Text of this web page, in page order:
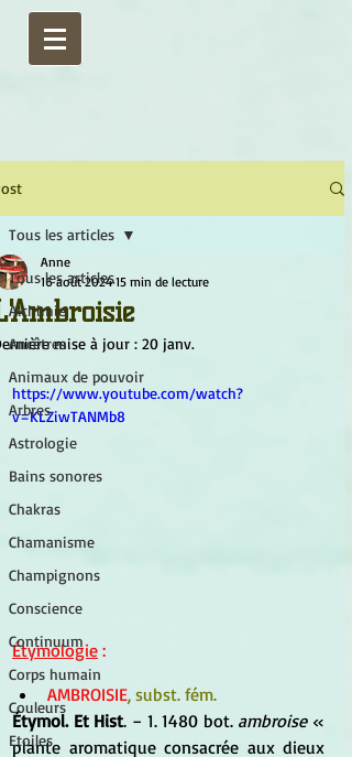
Tous les articles
Alchimie
Ancêtres
Animaux de pouvoir
Arbres
Astrologie
Bains sonores
Chakras
Chamanisme
Champignons
Conscience
Continuum
Corps humain
Couleurs
Etoiles
Tous les articles
Anne
16 août 2024 15 min de lecture
mise à jour : 20 janv.
https://www.youtube.com/watch?
v=KLZiwTANMb8
Étymologie :
AMBROISIE, subst. fém.
Étymol. Et Hist. − 1. 1480 bot. ambroise «
plante aromatique consacrée aux dieux